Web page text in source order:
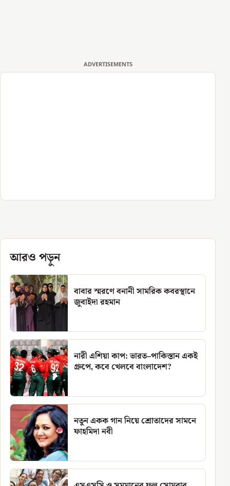
ADVERTISEMENTS
আরও পড়ুন
বাবার স্মরণে বনানী সামরিক কবরস্থানে
জুবাইদা রহমান
নারী এশিয়া কাপ: ভারত–পাকিস্তান একই
গ্রুপে, কবে খেলবে বাংলাদেশ?
নতুন একক গান নিয়ে শ্রোতাদের সামনে
ফাহমিদা নবী